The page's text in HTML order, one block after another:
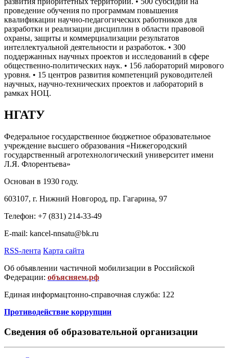
проведение обучения по программам повышения
квалификации научно-педагогических работников для
разработки и реализации дисциплин в области правовой
охраны, защиты и коммерциализации результатов
интеллектуальной деятельности и разработок. • 300
поддержанных научных проектов и исследований в сфере
общественно-политических наук. • 156 лабораторий мирового
уровня. • 15 центров развития компетенций руководителей
научных, научно-технических проектов и лабораторий в
рамках НОЦ.
НГАТУ
Федеральное государственное бюджетное образовательное
учреждение высшего образования «Нижегородский
государственный агротехнологический университет имени
Л.Я. Флорентьева»
Основан в 1930 году.
603107, г. Нижний Новгород, пр. Гагарина, 97
Телефон: +7 (831) 214-33-49
E-mail: kancel-nnsatu@bk.ru
RSS-лента Карта сайта
Об объявлении частичной мобилизации в Российской
Федерации: объясняем.рф
Единая информацтонно-справочная служба: 122
Противодействие коррупции
Сведения об образовательной организации